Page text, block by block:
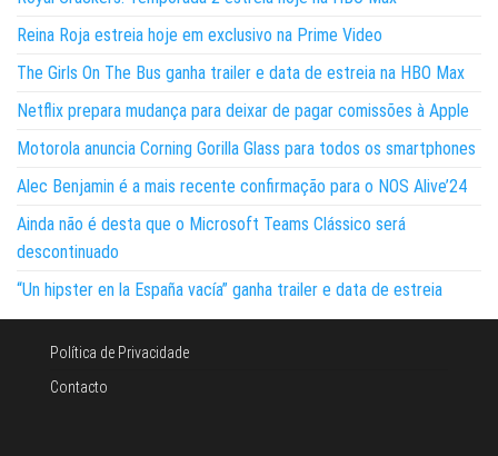
Reina Roja estreia hoje em exclusivo na Prime Video
The Girls On The Bus ganha trailer e data de estreia na HBO Max
Netflix prepara mudança para deixar de pagar comissões à Apple
Motorola anuncia Corning Gorilla Glass para todos os smartphones
Alec Benjamin é a mais recente confirmação para o NOS Alive’24
Ainda não é desta que o Microsoft Teams Clássico será
descontinuado
“Un hipster en la España vacía” ganha trailer e data de estreia
Política de Privacidade
Contacto